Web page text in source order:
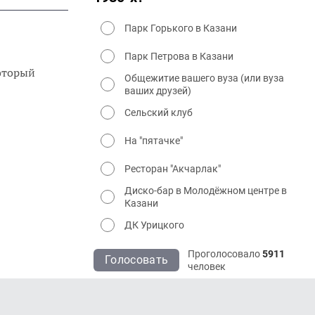
Парк Горького в Казани
Парк Петрова в Казани
Общежитие вашего вуза (или вуза
ваших друзей)
Сельский клуб
На "пятачке"
Ресторан "Акчарлак"
Диско-бар в Молодёжном центре в
Казани
ДК Урицкого
Голосовать Проголосовало5911
человек